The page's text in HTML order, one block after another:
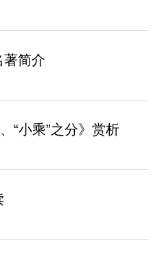
著简介
“小乘”之分》赏析